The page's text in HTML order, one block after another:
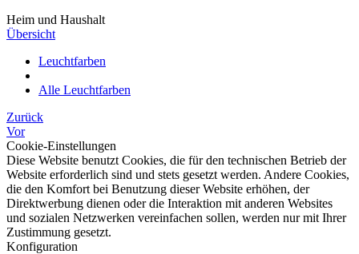
Heim und Haushalt
Übersicht
Leuchtfarben
Alle Leuchtfarben
Zurück
Vor
Cookie-Einstellungen
Diese Website benutzt Cookies, die für den technischen Betrieb der
Website erforderlich sind und stets gesetzt werden. Andere Cookies,
die den Komfort bei Benutzung dieser Website erhöhen, der
Direktwerbung dienen oder die Interaktion mit anderen Websites
und sozialen Netzwerken vereinfachen sollen, werden nur mit Ihrer
Zustimmung gesetzt.
Konfiguration